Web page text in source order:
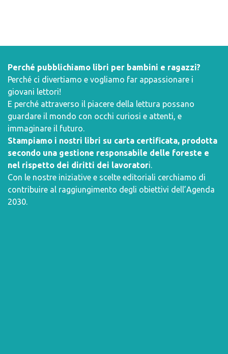
Perché pubblichiamo libri per bambini e ragazzi?
Perché ci divertiamo e vogliamo far appassionare i
giovani lettori!
E perché attraverso il piacere della lettura possano
guardare il mondo con occhi curiosi e attenti, e
immaginare il futuro.
Stampiamo i nostri libri su carta certificata, prodotta
secondo una gestione responsabile delle foreste e
nel rispetto dei diritti dei lavoratori.
Con le nostre iniziative e scelte editoriali cerchiamo di
contribuire al raggiungimento degli obiettivi dell’Agenda
2030.